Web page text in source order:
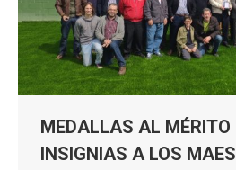
MEDALLAS AL MÉRITO
INSIGNIAS A LOS